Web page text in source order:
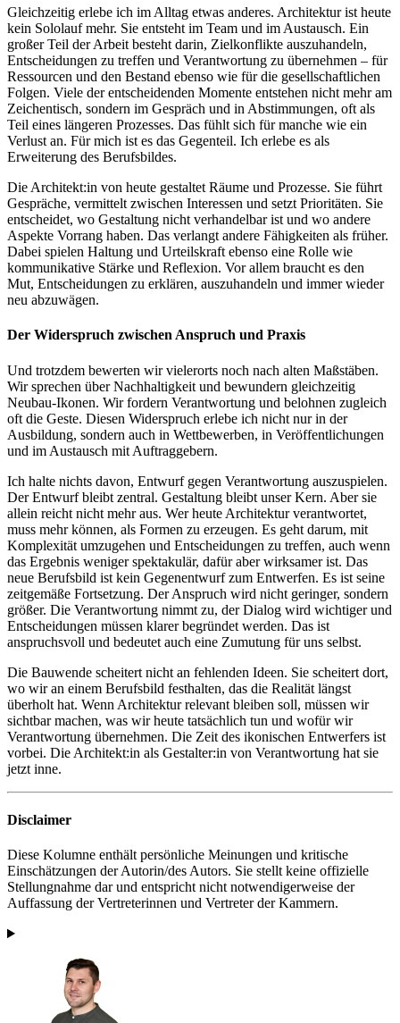
Gleichzeitig erlebe ich im Alltag etwas anderes. Architektur ist heute
kein Sololauf mehr. Sie entsteht im Team und im Austausch. Ein
großer Teil der Arbeit besteht darin, Zielkonflikte auszuhandeln,
Entscheidungen zu treffen und Verantwortung zu übernehmen – für
Ressourcen und den Bestand ebenso wie für die gesellschaftlichen
Folgen. Viele der entscheidenden Momente entstehen nicht mehr am
Zeichentisch, sondern im Gespräch und in Abstimmungen, oft als
Teil eines längeren Prozesses. Das fühlt sich für manche wie ein
Verlust an. Für mich ist es das Gegenteil. Ich erlebe es als
Erweiterung des Berufsbildes.
Die Architekt:in von heute gestaltet Räume und Prozesse. Sie führt
Gespräche, vermittelt zwischen Interessen und setzt Prioritäten. Sie
entscheidet, wo Gestaltung nicht verhandelbar ist und wo andere
Aspekte Vorrang haben. Das verlangt andere Fähigkeiten als früher.
Dabei spielen Haltung und Urteilskraft ebenso eine Rolle wie
kommunikative Stärke und Reflexion. Vor allem braucht es den
Mut, Entscheidungen zu erklären, auszuhandeln und immer wieder
neu abzuwägen.
Der Widerspruch zwischen Anspruch und Praxis
Und trotzdem bewerten wir vielerorts noch nach alten Maßstäben.
Wir sprechen über Nachhaltigkeit und bewundern gleichzeitig
Neubau-Ikonen. Wir fordern Verantwortung und belohnen zugleich
oft die Geste. Diesen Widerspruch erlebe ich nicht nur in der
Ausbildung, sondern auch in Wettbewerben, in Veröffentlichungen
und im Austausch mit Auftraggebern.
Ich halte nichts davon, Entwurf gegen Verantwortung auszuspielen.
Der Entwurf bleibt zentral. Gestaltung bleibt unser Kern. Aber sie
allein reicht nicht mehr aus. Wer heute Architektur verantwortet,
muss mehr können, als Formen zu erzeugen. Es geht darum, mit
Komplexität umzugehen und Entscheidungen zu treffen, auch wenn
das Ergebnis weniger spektakulär, dafür aber wirksamer ist. Das
neue Berufsbild ist kein Gegenentwurf zum Entwerfen. Es ist seine
zeitgemäße Fortsetzung. Der Anspruch wird nicht geringer, sondern
größer. Die Verantwortung nimmt zu, der Dialog wird wichtiger und
Entscheidungen müssen klarer begründet werden. Das ist
anspruchsvoll und bedeutet auch eine Zumutung für uns selbst.
Die Bauwende scheitert nicht an fehlenden Ideen. Sie scheitert dort,
wo wir an einem Berufsbild festhalten, das die Realität längst
überholt hat. Wenn Architektur relevant bleiben soll, müssen wir
sichtbar machen, was wir heute tatsächlich tun und wofür wir
Verantwortung übernehmen. Die Zeit des ikonischen Entwerfers ist
vorbei. Die Architekt:in als Gestalter:in von Verantwortung hat sie
jetzt inne.
Disclaimer
Diese Kolumne enthält persönliche Meinungen und kritische
Einschätzungen der Autorin/des Autors. Sie stellt keine offizielle
Stellungnahme dar und entspricht nicht notwendigerweise der
Auffassung der Vertreterinnen und Vertreter der Kammern.